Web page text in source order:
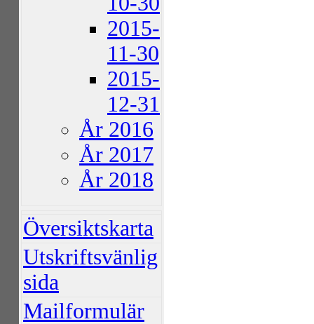
2015-
11-30
2015-
12-31
År 2016
År 2017
År 2018
Översiktskarta
Utskriftsvänlig
sida
Mailformulär